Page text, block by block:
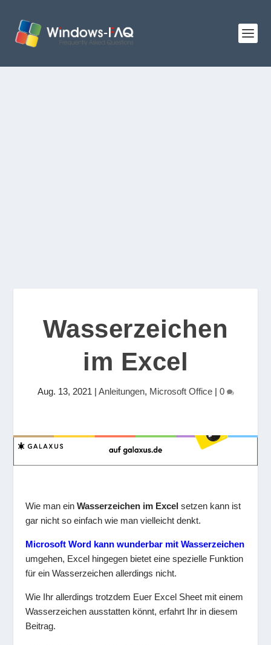
Wasserzeichen
im Excel
Aug. 13, 2021 | Anleitungen, Microsoft Office| 0
Wie man einWasserzeichen im Excel setzen kann ist
gar nicht so einfach wie man vielleicht denkt.
Microsoft Word kann wunderbar mit Wasserzeichen
umgehen, Excel hingegen bietet eine spezielle Funktion
für ein Wasserzeichen allerdings nicht.
Wie Ihr allerdings trotzdem Euer Excel Sheet mit einem
Wasserzeichen ausstatten könnt, erfahrt Ihr in diesem
Beitrag.